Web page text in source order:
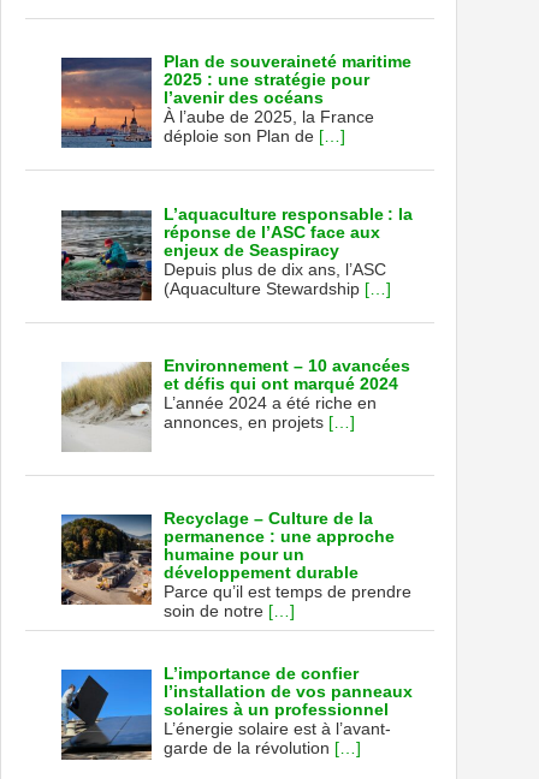
Plan de souveraineté maritime
2025 : une stratégie pour
l’avenir des océans
À l’aube de 2025, la France
déploie son Plan de […]
L’aquaculture responsable : la
réponse de l’ASC face aux
enjeux de Seaspiracy
Depuis plus de dix ans, l’ASC
(Aquaculture Stewardship […]
Environnement – 10 avancées
et défis qui ont marqué 2024
L’année 2024 a été riche en
annonces, en projets […]
Recyclage – Culture de la
permanence : une approche
humaine pour un
développement durable
Parce qu’il est temps de prendre
soin de notre […]
L’importance de confier
l’installation de vos panneaux
solaires à un professionnel
L’énergie solaire est à l’avant-
garde de la révolution […]